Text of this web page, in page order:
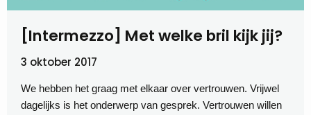
[Intermezzo] Met welke bril kijk jij?
3 oktober 2017
We hebben het graag met elkaar over vertrouwen. Vrijwel
dagelijks is het onderwerp van gesprek. Vertrouwen willen